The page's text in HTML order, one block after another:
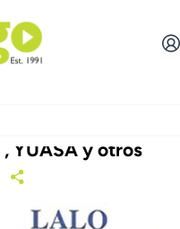
TZIGANE/
, YUASA y otros